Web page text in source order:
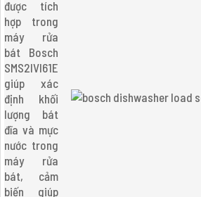
được tích
hợp trong
máy rửa
bát Bosch
SMS2IVI61E
giúp xác
định khối
lượng bát
đĩa và mực
nước trong
máy rửa
bát, cảm
biến giúp